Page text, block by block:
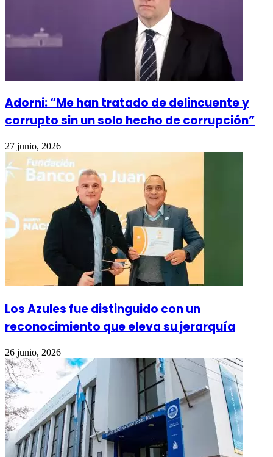
Adorni: “Me han tratado de delincuente y
corrupto sin un solo hecho de corrupción”
27 junio, 2026
Los Azules fue distinguido con un
reconocimiento que eleva su jerarquía
26 junio, 2026